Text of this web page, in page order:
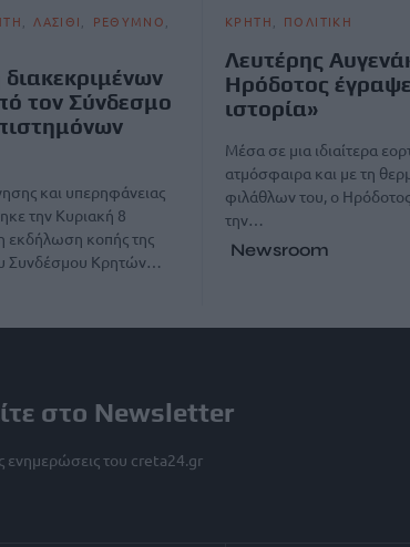
ΛΑΣΙΘΙ
ΡΕΘΥΜΝΟ
τον Σύνδεσμο
και υπερηφάνειας
την Κυριακή 8
εκδήλωση κοπής της
Συνδέσμου Κρητών…
ΚΡΗΤΗ ΠΟΛΙΤΙΚΗ
Λευτέρης
Ηρόδοτος
ιστορία»
Μέσα σε μια ιδιαίτερα
ατμόσφαιρα και με τη
φιλάθλων του, ο
την…
Newsroom
στο Newsletter
ενημερώσεις του creta24.gr